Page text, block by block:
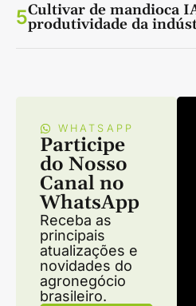
5Cultivar de mandioca
produtividade da
WHATSAPP
Participe
do Nosso
Canal no
WhatsApp
Receba as
principais
atualizações e
novidades do
agronegócio
brasileiro.